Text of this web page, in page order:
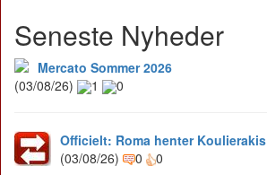
Seneste Nyheder
Mercato Sommer 2026
(03/08/26)
1 0
Officielt: Roma henter Koulierakis
(03/08/26)
0 0